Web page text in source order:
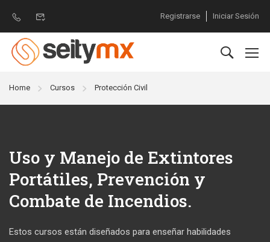
Registrarse Iniciar Sesión
Home Cursos Protección Civil
Uso y Manejo de Extintores
Portátiles, Prevención y
Combate de Incendios.
Estos cursos están diseñados para enseñar habilidades